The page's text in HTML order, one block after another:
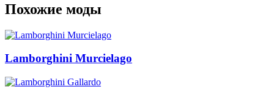
Похожие моды
Lamborghini Murcielago